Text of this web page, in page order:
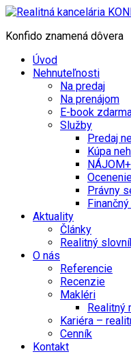
Konfido znamená dôvera
Úvod
Nehnuteľnosti
Na predaj
Na prenájom
E-book
Služby
Predaj
Kúpa
Právny
Aktuality
Články
Realitný
O nás
Referencie
Recenzie
Makléri
Realitný
Kariéra –
Cenník
Kontakt